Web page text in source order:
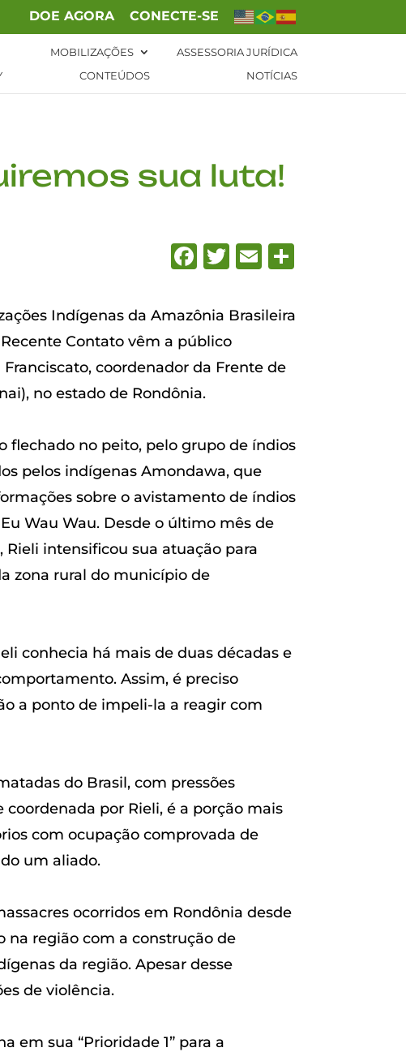
DOE AGORA CONECTE-SE
MOBILIZAÇÕES
ASSESSORIA JURÍDICA
CONTEÚDOS NOTÍCIAS
sua luta!
Facebook
Twitter
EmailShare
Indígenas da Amazônia Brasileira
Contato vêm a público
coordenador da Frente de
no estado de Rondônia.
flechado no peito, pelo grupo de índios
pelos indígenas Amondawa, que
sobre o avistamento de índios
Wau Wau. Desde o último mês de
intensificou sua atuação para
zona rural do município de
conhecia há mais de duas décadas e
Assim, é preciso
a ponto de impeli-la a reagir com
do Brasil, com pressões
por Rieli, é a porção mais
com ocupação comprovada de
um aliado.
ocorridos em Rondônia desde
na região com a construção de
da região. Apesar desse
de violência.
em sua “Prioridade 1” para a